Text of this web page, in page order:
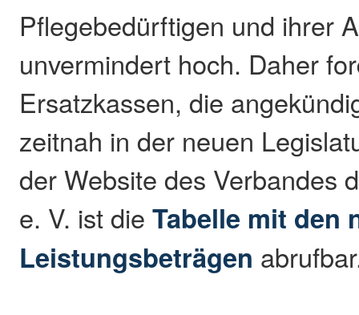
Pflegebedürftigen und ihrer
unvermindert hoch. Daher
Ersatzkassen, die
zeitnah in der neuen
der Website des Verbandes
e. V. ist dieTabelle mit den
Leistungsbeträgen